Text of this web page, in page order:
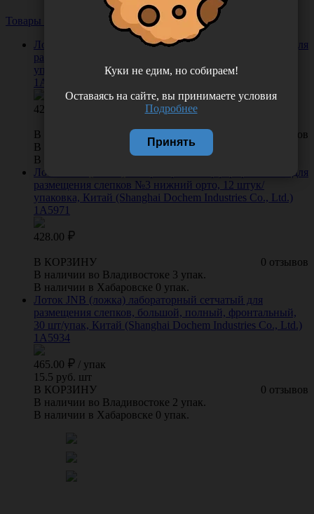
Товары из этой категории Посмотреть все
Лоток JNB (ложка) лабораторный перфорированный для
размещения слепков №3 верхний орто, 12 штук/
упаковка, Китай (Shanghai Dochem Industries Co., Ltd.)
1А5970
428.00
0 отзывов
В КОРЗИНУ
В наличии во Владивостоке 7 упак.
В наличии в Хабаровске 0 упак.
Лоток JNB (ложка) лабораторный перфорированный для
размещения слепков №3 нижний орто, 12 штук/
упаковка, Китай (Shanghai Dochem Industries Co., Ltd.)
1А5971
428.00
0 отзывов
В КОРЗИНУ
В наличии во Владивостоке 3 упак.
В наличии в Хабаровске 0 упак.
Лоток JNB (ложка) лабораторный сетчатый для
размещения слепков, большой, полный, фронтальный,
30 шт/упак, Китай (Shanghai Dochem Industries Co., Ltd.)
1А5934
465.00 / упак
15.5 руб. шт
0 отзывов
В КОРЗИНУ
В наличии во Владивостоке 2 упак.
В наличии в Хабаровске 0 упак.
Куки не едим, но собираем!
Оставаясь на сайте, вы принимаете условия
Подробнее
Принять